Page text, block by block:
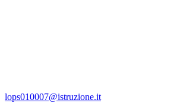
lops010007@istruzione.it